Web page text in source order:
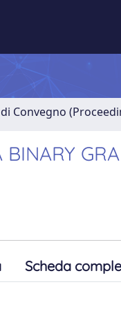
Convegno
Scheda